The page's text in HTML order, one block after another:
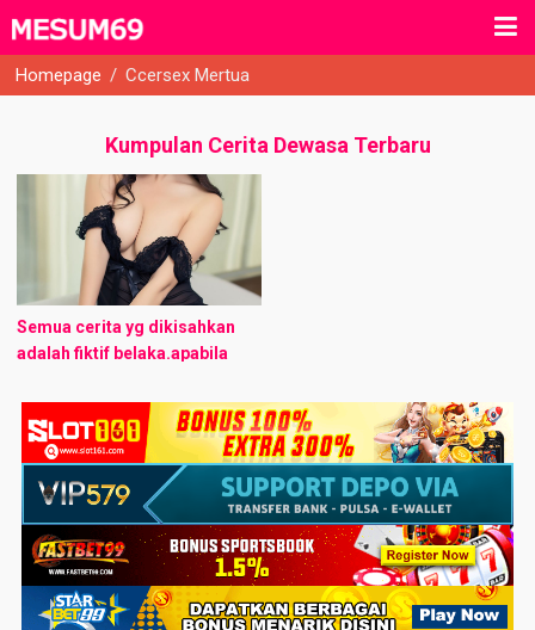
Homepage / Ccersex Mertua
Kumpulan Cerita Dewasa Terbaru
Semua cerita yg dikisahkan
adalah fiktif belaka.apabila
ternyata ada kesamaan
nama,tempat,kejadian, itu
hanya kebetulan belaka.tidak
ada maksud dari penulis utk
menyinggung ...